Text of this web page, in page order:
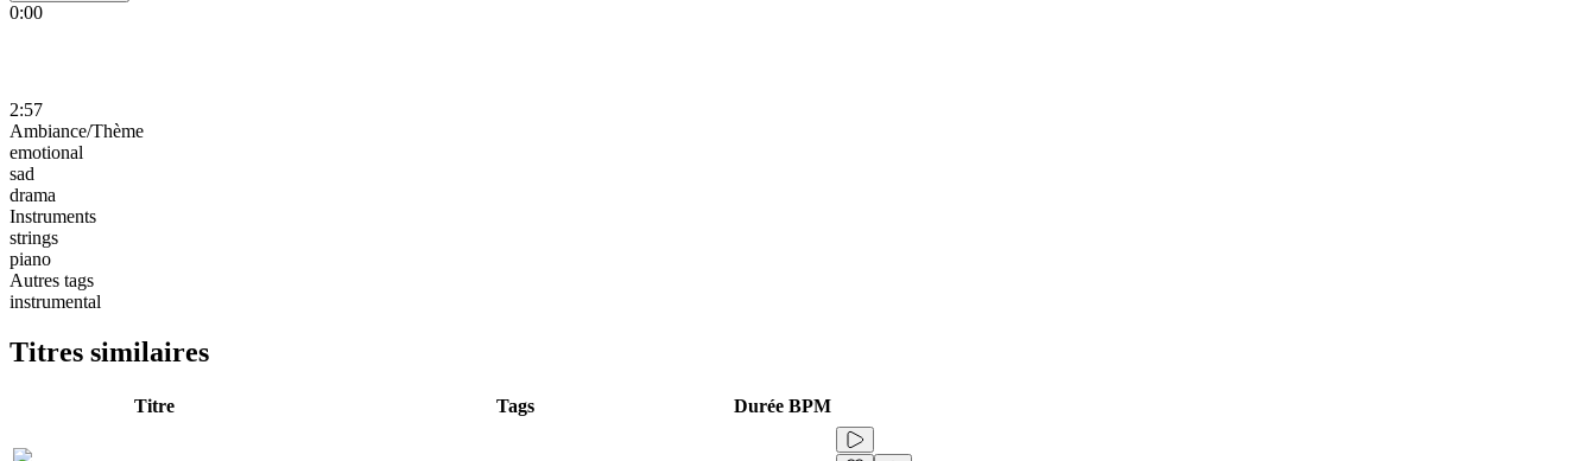
0:00
2:57
Ambiance/Thème
emotional
sad
drama
Instruments
strings
piano
Autres tags
instrumental
Titres similaires
Titre Tags Durée BPM